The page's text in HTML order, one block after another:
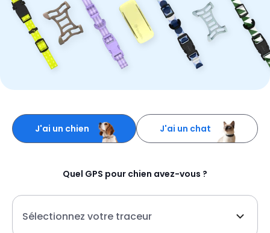
J'ai un chien J'ai un chat
Quel GPS pour chien avez-vous ?
Sélectionnez votre traceur